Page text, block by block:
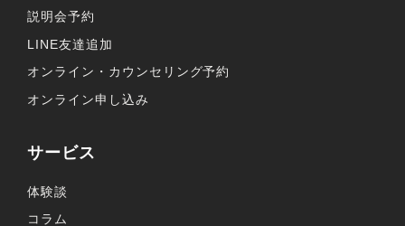
説明会予約
LINE友達追加
オンライン・カウンセリング予約
オンライン申し込み
サービス
体験談
コラム